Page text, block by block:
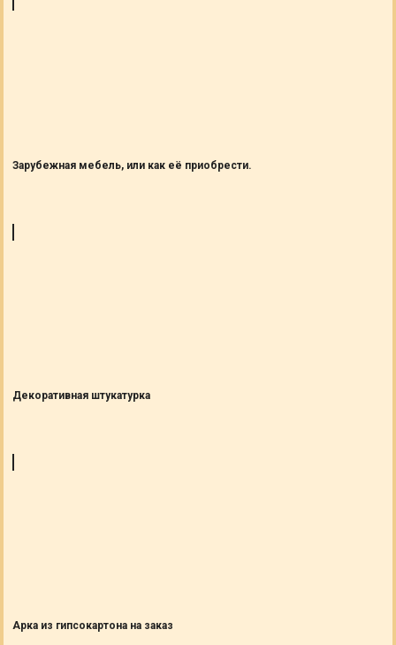
Зарубежная мебель, или как её приобрести.
Декоративная штукатурка
Арка из гипсокартона на заказ